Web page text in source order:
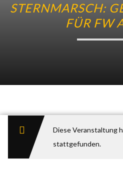
STERNMARSCH:
FÜR FW
Diese Veranstaltung
stattgefunden.